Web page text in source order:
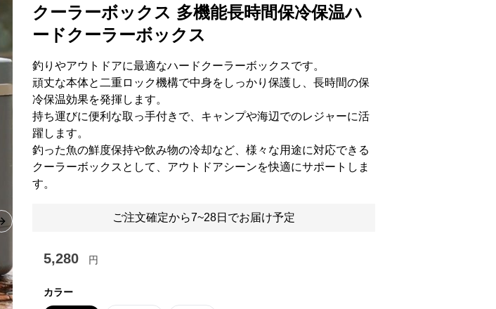
Next slide
クーラーボックス 多機能長時間保冷保温ハ
ードクーラーボックス
釣りやアウトドアに最適なハードクーラーボックスです。
頑丈な本体と二重ロック機構で中身をしっかり保護し、長時間の保
冷保温効果を発揮します。
持ち運びに便利な取っ手付きで、キャンプや海辺でのレジャーに活
躍します。
釣った魚の鮮度保持や飲み物の冷却など、様々な用途に対応できる
クーラーボックスとして、アウトドアシーンを快適にサポートしま
す。
ご注文確定から7~28日でお届け予定
5,280 円
カラー